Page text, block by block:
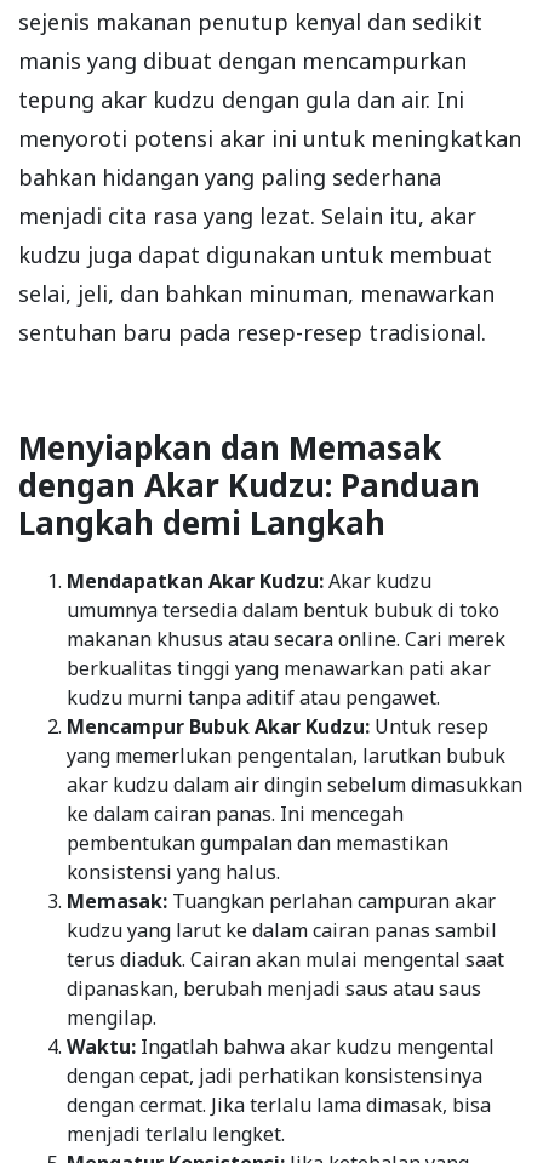
sejenis makanan penutup kenyal dan sedikit
manis yang dibuat dengan mencampurkan
tepung akar kudzu dengan gula dan air. Ini
menyoroti potensi akar ini untuk meningkatkan
bahkan hidangan yang paling sederhana
menjadi cita rasa yang lezat. Selain itu, akar
kudzu juga dapat digunakan untuk membuat
selai, jeli, dan bahkan minuman, menawarkan
sentuhan baru pada resep-resep tradisional.
Menyiapkan dan Memasak
dengan Akar Kudzu: Panduan
Langkah demi Langkah
Mendapatkan Akar Kudzu:Akar kudzu
umumnya tersedia dalam bentuk bubuk di toko
makanan khusus atau secara online. Cari merek
berkualitas tinggi yang menawarkan pati akar
kudzu murni tanpa aditif atau pengawet.
Mencampur Bubuk Akar Kudzu: Untuk resep
yang memerlukan pengentalan, larutkan bubuk
akar kudzu dalam air dingin sebelum dimasukkan
ke dalam cairan panas. Ini mencegah
pembentukan gumpalan dan memastikan
konsistensi yang halus.
Memasak: Tuangkan perlahan campuran akar
kudzu yang larut ke dalam cairan panas sambil
terus diaduk. Cairan akan mulai mengental saat
dipanaskan, berubah menjadi saus atau saus
mengilap.
Waktu: Ingatlah bahwa akar kudzu mengental
dengan cepat, jadi perhatikan konsistensinya
dengan cermat. Jika terlalu lama dimasak, bisa
menjadi terlalu lengket.